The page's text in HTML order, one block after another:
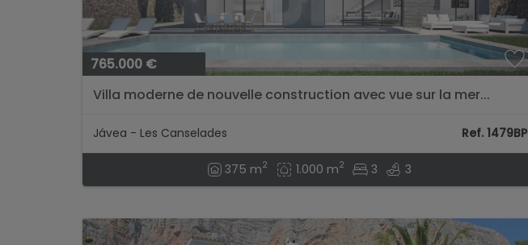
765.000 €
Villa moderne de nouvelle construction avec vue sur la mer...
Jávea - Les Canselades Ref. 1479BP
375 m2 1.000 m2 3 3